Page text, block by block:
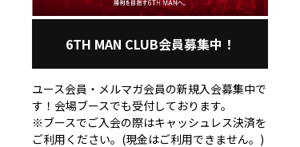
6TH MAN CLUB会員募集中！
ユース会員・メルマガ会員の新規入会募集中で
す！会場ブースでも受付しております。
※ブースでご入会の際はキャッシュレス決済を
ご利用ください。(現金はご利用できません。)